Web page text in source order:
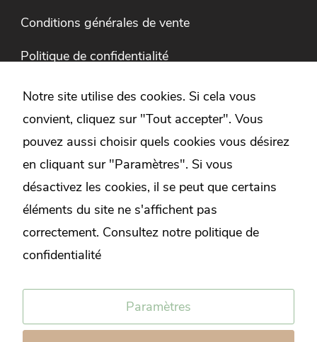
Conditions générales de vente
Politique de confidentialité
Mentions légales
Instagram
Suivez-nous sur Instagram !
Notre site utilise des cookies. Si cela vous
convient, cliquez sur "Tout accepter". Vous
pouvez aussi choisir quels cookies vous désirez
en cliquant sur "Paramètres". Si vous
désactivez les cookies, il se peut que certains
éléments du site ne s'affichent pas
correctement. Consultez notre politique de
confidentialité
Paramètres
vous l'utilisez.
servent à ce
que le site
fonctionne de
optimale
durant votre
visite. Si vous
cookies,
peuvent ne
pas être
disponibles.